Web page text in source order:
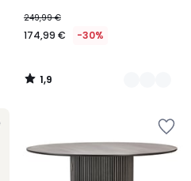
249,99 €
174,99 € -30%
1,9
/